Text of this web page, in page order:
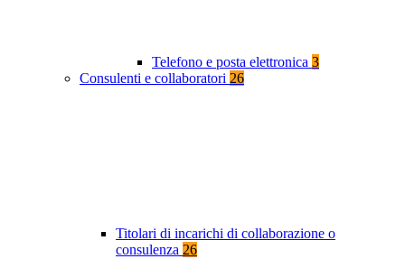
Telefono e posta elettronica 3
Consulenti e collaboratori 26
Titolari di incarichi di collaborazione o
consulenza 26